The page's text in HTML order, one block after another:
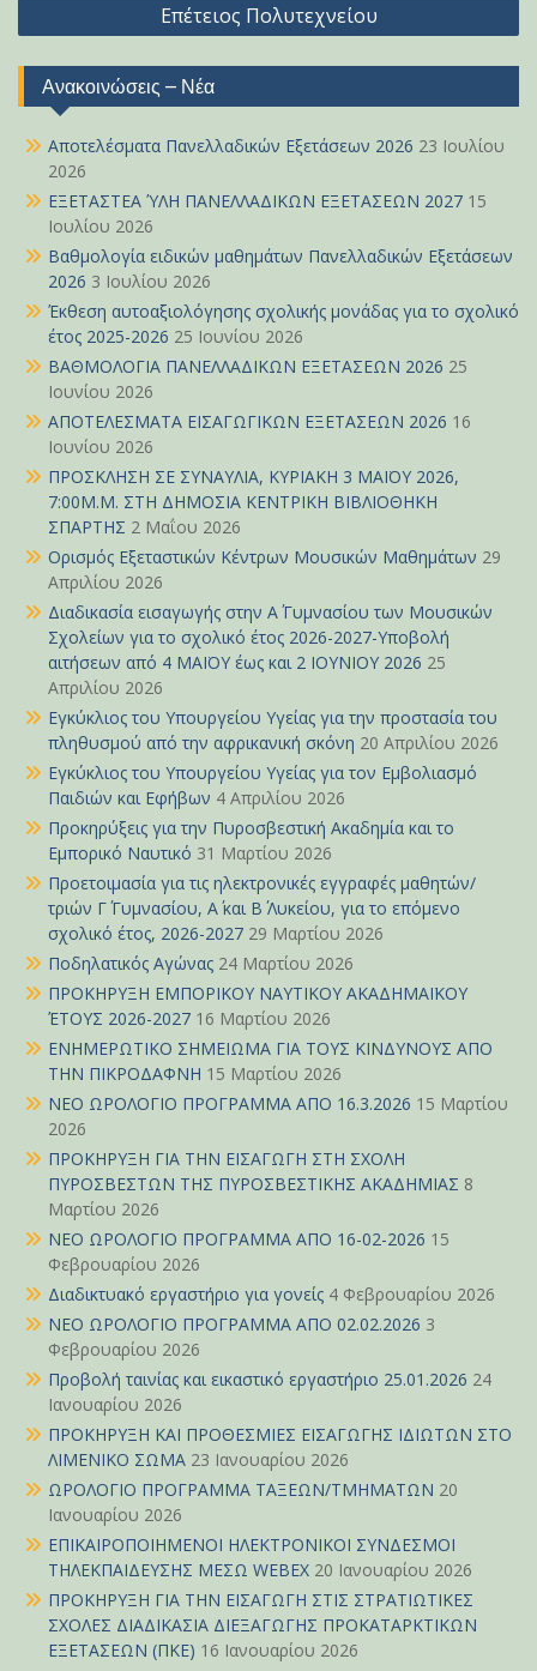
Επέτειος Πολυτεχνείου
Ανακοινώσεις – Νέα
Αποτελέσματα Πανελλαδικών Εξετάσεων 2026 23 Ιουλίου
2026
ΕΞΕΤΑΣΤΕΑ ΎΛΗ ΠΑΝΕΛΛΑΔΙΚΩΝ ΕΞΕΤΑΣΕΩΝ 2027 15
Ιουλίου 2026
Βαθμολογία ειδικών μαθημάτων Πανελλαδικών Εξετάσεων
2026 3 Ιουλίου 2026
Έκθεση αυτοαξιολόγησης σχολικής μονάδας για το σχολικό
έτος 2025-2026 25 Ιουνίου 2026
ΒΑΘΜΟΛΟΓΙΑ ΠΑΝΕΛΛΑΔΙΚΩΝ ΕΞΕΤΑΣΕΩΝ 2026 25
Ιουνίου 2026
ΑΠΟΤΕΛΕΣΜΑΤΑ ΕΙΣΑΓΩΓΙΚΩΝ ΕΞΕΤΑΣΕΩΝ 2026 16
Ιουνίου 2026
ΠΡΟΣΚΛΗΣΗ ΣΕ ΣΥΝΑΥΛΙΑ, ΚΥΡΙΑΚΗ 3 ΜΑΪΟΥ 2026,
7:00Μ.Μ. ΣΤΗ ΔΗΜΟΣΙΑ ΚΕΝΤΡΙΚΗ ΒΙΒΛΙΟΘΗΚΗ
ΣΠΑΡΤΗΣ 2 Μαΐου 2026
Ορισμός Εξεταστικών Κέντρων Μουσικών Μαθημάτων 29
Απριλίου 2026
Διαδικασία εισαγωγής στην Α΄ Γυμνασίου των Μουσικών
Σχολείων για το σχολικό έτος 2026-2027-Υποβολή
αιτήσεων από 4 ΜΑΪΟΥ έως και 2 ΙΟΥΝΙΟΥ 2026 25
Απριλίου 2026
Εγκύκλιος του Υπουργείου Υγείας για την προστασία του
πληθυσμού από την αφρικανική σκόνη 20 Απριλίου 2026
Εγκύκλιος του Υπουργείου Υγείας για τον Εμβολιασμό
Παιδιών και Εφήβων 4 Απριλίου 2026
Προκηρύξεις για την Πυροσβεστική Ακαδημία και το
Εμπορικό Ναυτικό 31 Μαρτίου 2026
Προετοιμασία για τις ηλεκτρονικές εγγραφές μαθητών/
τριών Γ΄ Γυμνασίου, Α΄ και Β΄ Λυκείου, για το επόμενο
σχολικό έτος, 2026-2027 29 Μαρτίου 2026
Ποδηλατικός Αγώνας 24 Μαρτίου 2026
ΠΡΟΚΗΡΥΞΗ ΕΜΠΟΡΙΚΟΥ ΝΑΥΤΙΚΟΥ ΑΚΑΔΗΜΑΪΚΟΥ
ΈΤΟΥΣ 2026-2027 16 Μαρτίου 2026
ΕΝΗΜΕΡΩΤΙΚΟ ΣΗΜΕΙΩΜΑ ΓΙΑ ΤΟΥΣ ΚΙΝΔΥΝΟΥΣ ΑΠΟ
ΤΗΝ ΠΙΚΡΟΔΑΦΝΗ 15 Μαρτίου 2026
ΝΕΟ ΩΡΟΛΟΓΙΟ ΠΡΟΓΡΑΜΜΑ ΑΠΟ 16.3.2026 15 Μαρτίου
2026
ΠΡΟΚΗΡΥΞΗ ΓΙΑ ΤΗΝ ΕΙΣΑΓΩΓΗ ΣΤΗ ΣΧΟΛΗ
ΠΥΡΟΣΒΕΣΤΩΝ ΤΗΣ ΠΥΡΟΣΒΕΣΤΙΚΗΣ ΑΚΑΔΗΜΙΑΣ 8
Μαρτίου 2026
ΝΕΟ ΩΡΟΛΟΓΙΟ ΠΡΟΓΡΑΜΜΑ ΑΠΟ 16-02-2026 15
Φεβρουαρίου 2026
Διαδικτυακό εργαστήριο για γονείς 4 Φεβρουαρίου 2026
ΝΕΟ ΩΡΟΛΟΓΙΟ ΠΡΟΓΡΑΜΜΑ ΑΠΟ 02.02.2026 3
Φεβρουαρίου 2026
Προβολή ταινίας και εικαστικό εργαστήριο 25.01.2026 24
Ιανουαρίου 2026
ΠΡΟΚΗΡΥΞΗ ΚΑΙ ΠΡΟΘΕΣΜΙΕΣ ΕΙΣΑΓΩΓΗΣ ΙΔΙΩΤΩΝ ΣΤΟ
ΛΙΜΕΝΙΚΟ ΣΩΜΑ 23 Ιανουαρίου 2026
ΩΡΟΛΟΓΙΟ ΠΡΟΓΡΑΜΜΑ ΤΑΞΕΩΝ/ΤΜΗΜΑΤΩΝ 20
Ιανουαρίου 2026
ΕΠΙΚΑΙΡΟΠΟΙΗΜΕΝΟΙ ΗΛΕΚΤΡΟΝΙΚΟΙ ΣΥΝΔΕΣΜΟΙ
ΤΗΛΕΚΠΑΙΔΕΥΣΗΣ ΜΕΣΩ WEBEX 20 Ιανουαρίου 2026
ΠΡΟΚΗΡΥΞΗ ΓΙΑ ΤΗΝ ΕΙΣΑΓΩΓΗ ΣΤΙΣ ΣΤΡΑΤΙΩΤΙΚΕΣ
ΣΧΟΛΕΣ ΔΙΑΔΙΚΑΣΙΑ ΔΙΕΞΑΓΩΓΗΣ ΠΡΟΚΑΤΑΡΚΤΙΚΩΝ
ΕΞΕΤΑΣΕΩΝ (ΠΚΕ) 16 Ιανουαρίου 2026